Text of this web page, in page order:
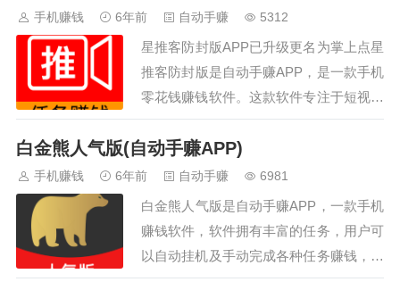
钱，感兴趣的话就来下载试试看吧！手赚
途径：在掌上点接各种简单任务（抖音任
务、微信任务和小红书）赚取佣金。掌上
点下载地址：点击我下载掌上点APP或者
码（479558）可获得1元奖励。掌…
手机赚钱 6年前 自动手赚 5312
星推客防封版APP已升级更名为掌上点星
推客防封版是自动手赚APP，是一款手机
零花钱赚钱软件。这款软件专注于短视频
相关任务，每天任务多，难度系数低，主
要以抖音和微信任务为主，全都是很简单
的，基本没操作难度，能让大家都轻松赚
零花钱，感兴趣的话就来下载试试看吧！
手赚途径：在星推客防封版接各种简单任
务（抖音任务、微信任务）赚取佣金。星
白金熊人气版(自动手赚APP)
手机赚钱 6年前 自动手赚 6981
白金熊人气版是自动手赚APP，一款手机
赚钱软件，软件拥有丰富的任务，用户可
以自动挂机及手动完成各种任务赚钱，使